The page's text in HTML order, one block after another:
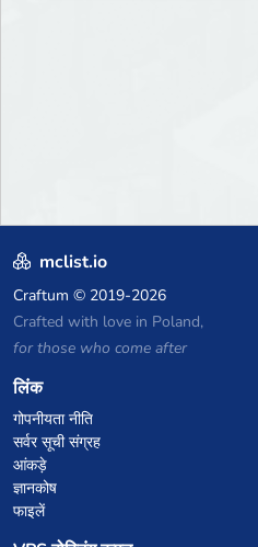
mclist.io
Craftum © 2019-2026
Crafted with love in Poland,
for those who come after
लिंक
गोपनीयता नीति
सर्वर सूची संग्रह
आंकड़े
ज्ञानकोष
फाइलें